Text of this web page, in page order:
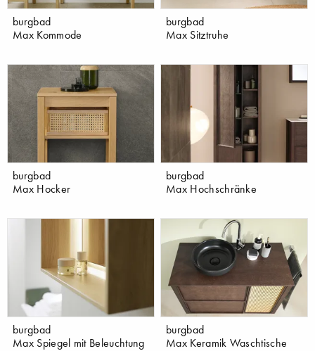
burgbad
Max Kommode
burgbad
Max Sitztruhe
burgbad
Max Hocker
burgbad
Max Hochschränke
burgbad
Max Spiegel mit Beleuchtung
burgbad
Max Keramik Waschtische